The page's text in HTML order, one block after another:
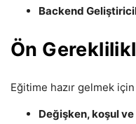
Backend
Ön
Eğitime hazır gelmek
Değişken, koşul